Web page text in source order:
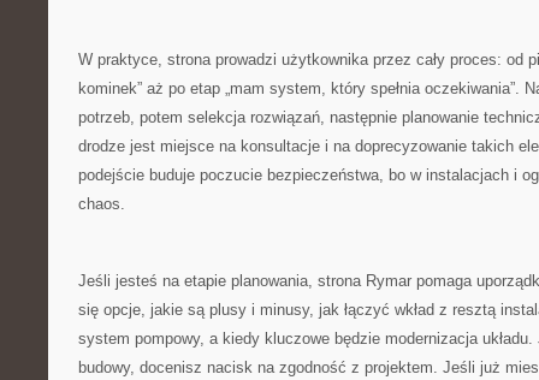
W praktyce, strona prowadzi użytkownika przez cały proces: od
kominek” aż po etap „mam system, który spełnia oczekiwania”.
potrzeb, potem selekcja rozwiązań, następnie planowanie
drodze jest miejsce na konsultacje i na doprecyzowanie takich
podejście buduje poczucie bezpieczeństwa, bo w instalacjach i
chaos.
Jeśli jesteś na etapie planowania, strona Rymar pomaga
się opcje, jakie są plusy i minusy, jak łączyć wkład z resztą
system pompowy, a kiedy kluczowe będzie modernizacja
budowy, docenisz nacisk na zgodność z projektem. Jeśli już